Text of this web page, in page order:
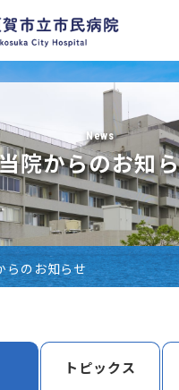
News
院からのお知
らのお知らせ
トピックス